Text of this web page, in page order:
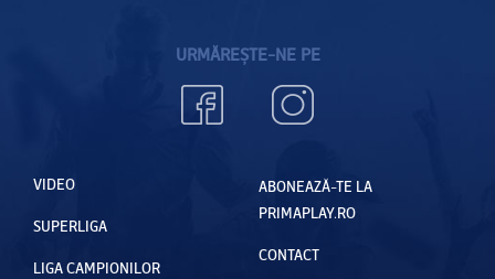
URMĂREȘTE-NE PE
VIDEO
SUPERLIGA
LIGA CAMPIONILOR
ABONEAZĂ-TE LA
PRIMAPLAY.RO
CONTACT